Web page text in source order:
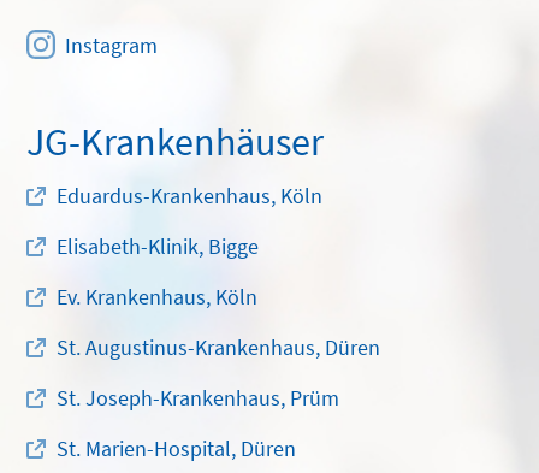
Instagram
JG-Krankenhäuser
Eduardus-Krankenhaus, Köln
Elisabeth-Klinik, Bigge
Ev. Krankenhaus, Köln
St. Augustinus-Krankenhaus, Düren
St. Joseph-Krankenhaus, Prüm
St. Marien-Hospital, Düren